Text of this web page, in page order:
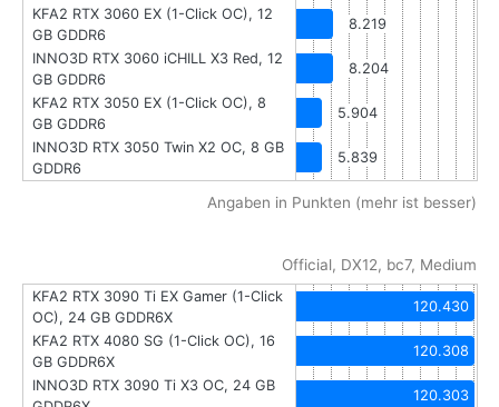
KFA2 RTX 3060 EX (1-Click OC), 12
GB GDDR6
8.219
INNO3D RTX 3060 iCHILL X3 Red, 12
GB GDDR6
8.204
KFA2 RTX 3050 EX (1-Click OC), 8
GB GDDR6
5.904
INNO3D RTX 3050 Twin X2 OC, 8 GB
GDDR6
5.839
Angaben in Punkten (mehr ist besser)
Official, DX12, bc7, Medium
KFA2 RTX 3090 Ti EX Gamer (1-Click
OC), 24 GB GDDR6X
120.430
KFA2 RTX 4080 SG (1-Click OC), 16
GB GDDR6X
120.308
INNO3D RTX 3090 Ti X3 OC, 24 GB
120.303